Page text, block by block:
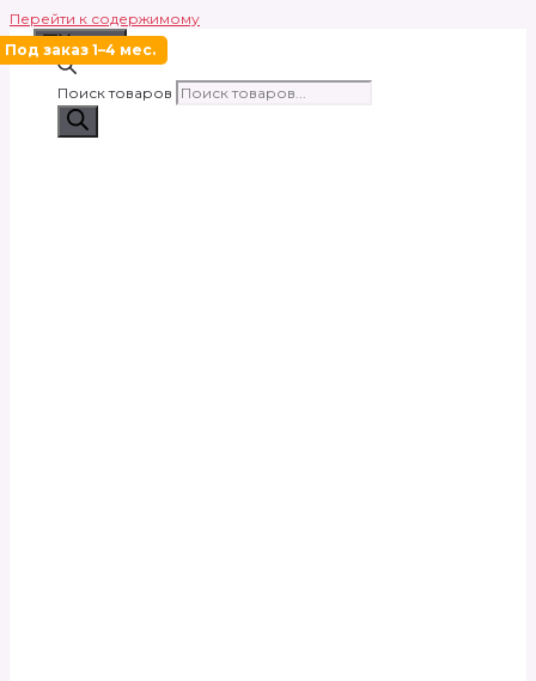
Перейти к содержимому
Меню
Поиск товаров
Под заказ 1–4 мес.